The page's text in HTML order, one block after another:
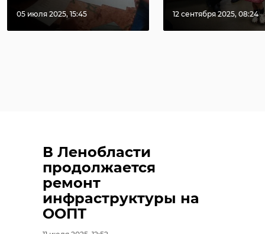
05 июля 2025, 15:45 12 сентября 2025, 08:24
В Ленобласти
продолжается
ремонт
инфраструктуры на
ООПТ